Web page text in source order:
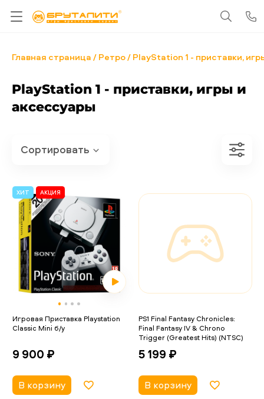
Главная страница Ретро PlayStation 1 - приставки,
PlayStation 1 - приставки, игры и
аксессуары
ХИТ АКЦИЯ
Игровая Приставка Playstation
Classic Mini б/у
9 900 ₽
В корзину
PS1 Final Fantasy Chronicles:
Final Fantasy IV & Chrono
Trigger (Greatest Hits) (NTSC)
5 199 ₽
В корзину